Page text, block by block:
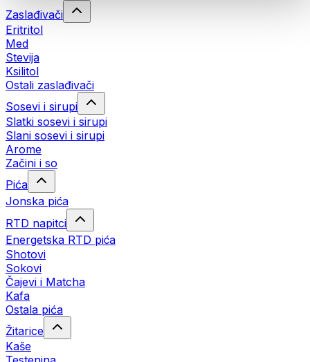
Zaslađivači
Eritritol
Med
Stevija
Ksilitol
Ostali zaslađivači
Sosevi i sirupi
Slatki sosevi i sirupi
Slani sosevi i sirupi
Arome
Začini i so
Pića
Jonska pića
RTD napitci
Energetska RTD pića
Shotovi
Sokovi
Čajevi i Matcha
Kafa
Ostala pića
Žitarice
Kaše